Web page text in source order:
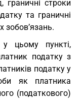
граничні строки
та граничні
зобов’язань.
у цьому пункті,
податку з
податку у
як платника
(податкового)